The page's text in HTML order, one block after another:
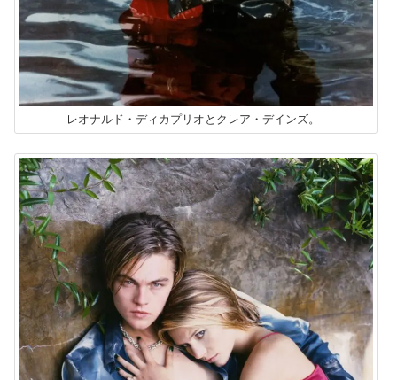
レオナルド・ディカプリオとクレア・デインズ。